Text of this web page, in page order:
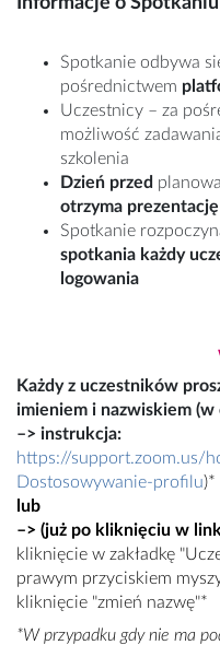
Spotkanie odbywa
pośrednictwem
Uczestnicy – za
możliwość
szkolenia
Dzień przed
otrzyma prezentację
Spotkanie
spotkania każdy
logowania
Każdy z uczestników
imieniem i nazwiskiem
–> instrukcja:
https://support.zoom.us/
Dostosowywanie-profilu)*
lub
–> (już po kliknięciu w
kliknięcie w zakładkę
prawym przyciskiem
kliknięcie "zmień nazwę"*
*W przypadku gdy nie ma